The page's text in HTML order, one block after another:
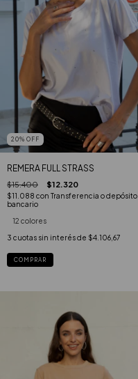
20% OFF
REMERA FULL STRASS
$15.400 $12.320
$11.088 con Transferencia o depósito
bancario
12 colores
3 cuotas sin interés de $4.106,67
COMPRAR